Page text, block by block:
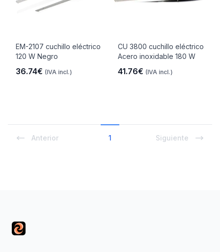
EM-2107 cuchillo eléctrico
120 W Negro
36.74€ (IVA incl.)
CU 3800 cuchillo eléctrico
Acero inoxidable 180 W
41.76€ (IVA incl.)
Anterior 1 Siguiente